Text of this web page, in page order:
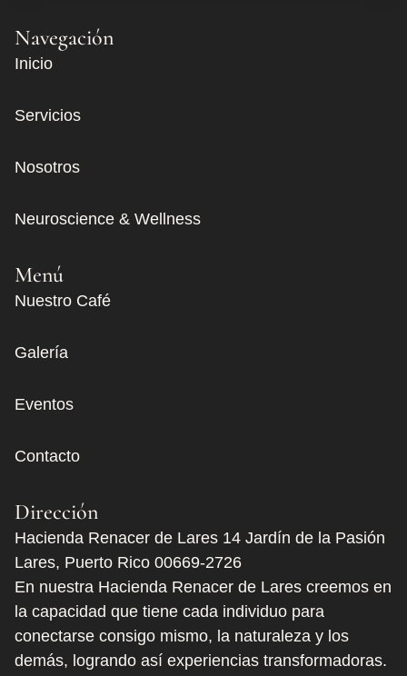
Navegación
Inicio
Servicios
Nosotros
Neuroscience & Wellness
Menú
Nuestro Café
Galería
Eventos
Contacto
Dirección
Hacienda Renacer de Lares 14 Jardín de la Pasión
Lares, Puerto Rico 00669-2726
En nuestra Hacienda Renacer de Lares creemos en
la capacidad que tiene cada individuo para
conectarse consigo mismo, la naturaleza y los
demás, logrando así experiencias transformadoras.